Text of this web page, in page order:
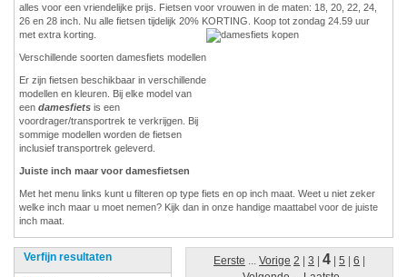
alles voor een vriendelijke prijs. Fietsen voor vrouwen in de maten: 18, 20, 22, 24,
26 en 28 inch. Nu alle fietsen tijdelijk 20% KORTING. Koop tot zondag 24.59 uur
met extra korting.
Verschillende soorten damesfiets modellen
Er zijn fietsen beschikbaar in verschillende
modellen en kleuren. Bij elke model van
een damesfiets is een
voordrager/transportrek te verkrijgen. Bij
sommige modellen worden de fietsen
inclusief transportrek geleverd.
Juiste inch maar voor damesfietsen
Met het menu links kunt u filteren op type fiets en op inch maat. Weet u niet zeker
welke inch maar u moet nemen? Kijk dan in onze handige maattabel voor de juiste
inch maat.
Verfijn resultaten Eerste ...Vorige 2 |3 |4 |5 |6 |